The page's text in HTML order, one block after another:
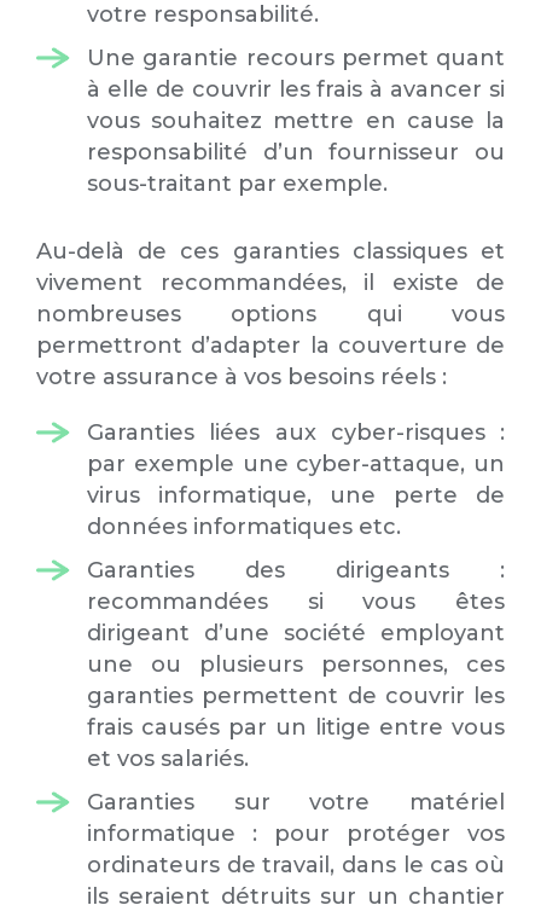
votre responsabilité.
Une garantie recours permet quant
à elle de couvrir les frais à avancer si
vous souhaitez mettre en cause la
responsabilité d’un fournisseur ou
sous-traitant par exemple.
Au-delà de ces garanties classiques et
vivement recommandées, il existe de
nombreuses options qui vous
permettront d’adapter la couverture de
votre assurance à vos besoins réels :
Garanties liées aux cyber-risques :
par exemple une cyber-attaque, un
virus informatique, une perte de
données informatiques etc.
Garanties des dirigeants :
recommandées si vous êtes
dirigeant d’une société employant
une ou plusieurs personnes, ces
garanties permettent de couvrir les
frais causés par un litige entre vous
et vos salariés.
Garanties sur votre matériel
informatique : pour protéger vos
ordinateurs de travail, dans le cas où
ils seraient détruits sur un chantier